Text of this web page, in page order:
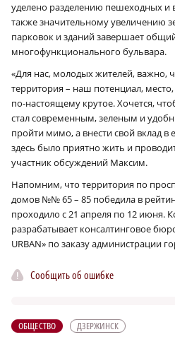
уделено разделению пешеходных и
также значительному увеличению
парковок и зданий завершает
многофункционального бульвара.
«Для нас, молодых жителей, важно,
территория – наш потенциал,
по-настоящему крутое. Хочется,
стал современным, зеленым и
пройти мимо, а внести свой вклад
здесь было приятно жить и
участник обсуждений Максим.
Напомним, что территория по
домов №№ 65 – 85 победила в
проходило с 21 апреля по 12 июня.
разрабатывает консалтинговое
URBAN» по заказу администрации
Сообщить об ошибке
ОБЩЕСТВО ДЗЕРЖИНСК